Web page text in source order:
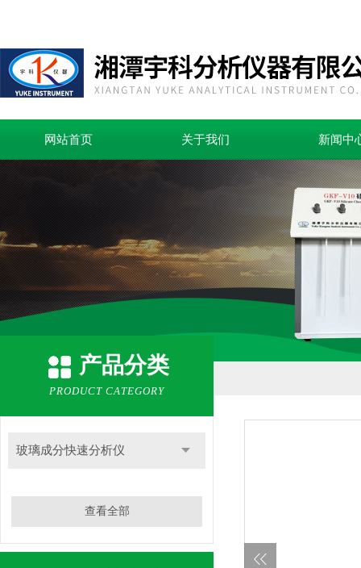
网站首页 关于我们 新闻中
产品分类
PRODUCT CATEGORY
玻璃成分快速分析仪
查看全部